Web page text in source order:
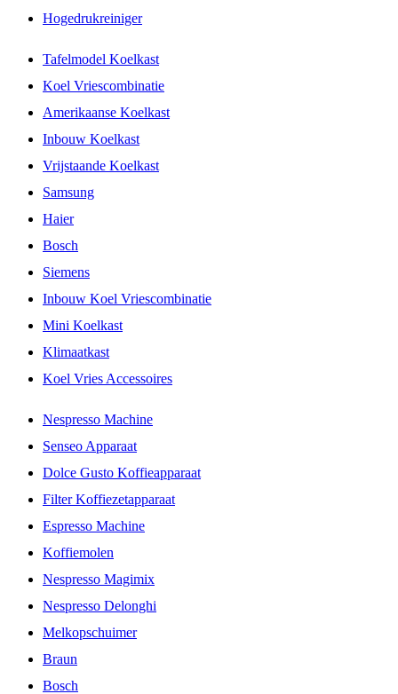
Hogedrukreiniger
Tafelmodel Koelkast
Koel Vriescombinatie
Amerikaanse Koelkast
Inbouw Koelkast
Vrijstaande Koelkast
Samsung
Haier
Bosch
Siemens
Inbouw Koel Vriescombinatie
Mini Koelkast
Klimaatkast
Koel Vries Accessoires
Nespresso Machine
Senseo Apparaat
Dolce Gusto Koffieapparaat
Filter Koffiezetapparaat
Espresso Machine
Koffiemolen
Nespresso Magimix
Nespresso Delonghi
Melkopschuimer
Braun
Bosch